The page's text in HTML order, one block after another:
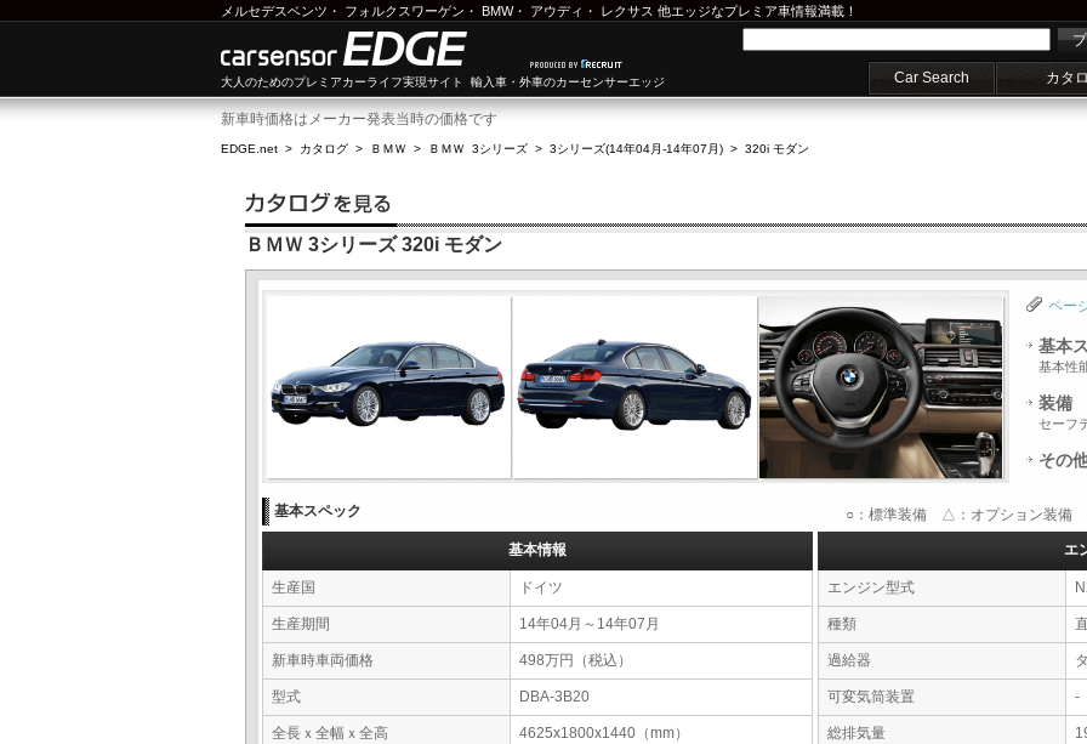
メルセデスベンツ ・ フォルクスワーゲン ・ BMW・ アウディ ・ レクサス 他エッジなプレミア車情報満載！
大人のためのプレミアカーライフ実現サイト 輸入車・外車のカーセンサーエッジ Car Search カタ
新車時価格はメーカー発表当時の価格です
EDGE.net > カタログ > ＢＭＷ > ＢＭＷ 3シリーズ > 3シリーズ(14年04月-14年07月) > 320i モダン
ＢＭＷ 3シリーズ 320i モダン
ペー
基本
基本性
装備
セーフ
その
基本スペック ○：標準装備 △：オプション装備 -
基本情報
生産国 ドイツ
生産期間 14年04月～14年07月
新車時車両価格 498万円（税込）
型式 DBA-3B20
全長ｘ全幅ｘ全高 4625x1800x1440（mm）
エ
エンジン型式
種類
過給器
可変気筒装置 -
総排気量